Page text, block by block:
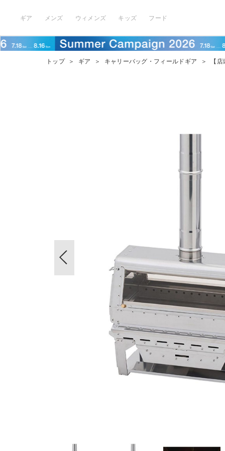
ギア メンズ ウィメンズ キッズ フード
トップ ＞ ギア ＞ キャリーバッグ・フィールドギア ＞ 【